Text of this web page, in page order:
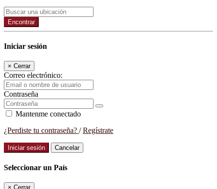
Encontrar
Iniciar sesión
× Cerrar
Correo electrónico:
Contraseña
Mantenme conectado
¿Perdiste tu contraseña? /Regístrate
Iniciar sesión Cancelar
Seleccionar un País
× Cerrar